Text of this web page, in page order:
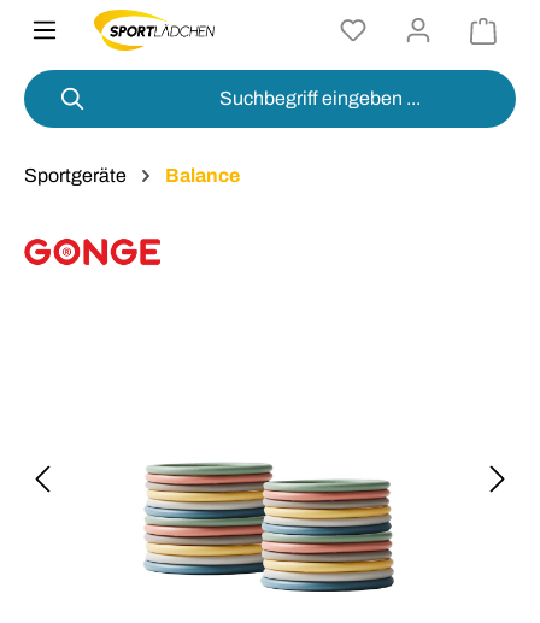
springen
Sportgeräte Balance